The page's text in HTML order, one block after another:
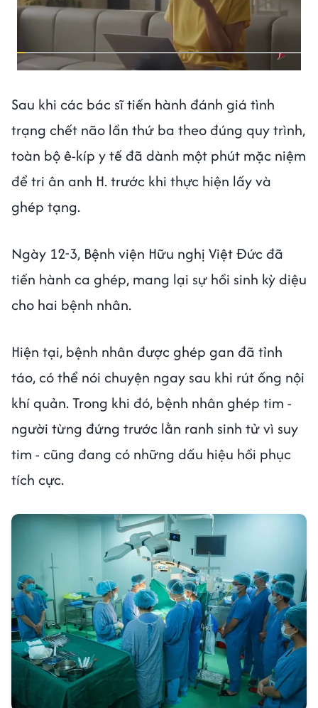
Sau khi các bác sĩ tiến hành đánh giá tình
trạng chết não lần thứ ba theo đúng quy trình,
toàn bộ ê-kíp y tế đã dành một phút mặc niệm
để tri ân anh H. trước khi thực hiện lấy và
ghép tạng.
Ngày 12-3, Bệnh viện Hữu nghị Việt Đức đã
tiến hành ca ghép, mang lại sự hồi sinh kỳ diệu
cho hai bệnh nhân.
Hiện tại, bệnh nhân được ghép gan đã tỉnh
táo, có thể nói chuyện ngay sau khi rút ống nội
khí quản. Trong khi đó, bệnh nhân ghép tim -
người từng đứng trước lằn ranh sinh tử vì suy
tim - cũng đang có những dấu hiệu hồi phục
tích cực.